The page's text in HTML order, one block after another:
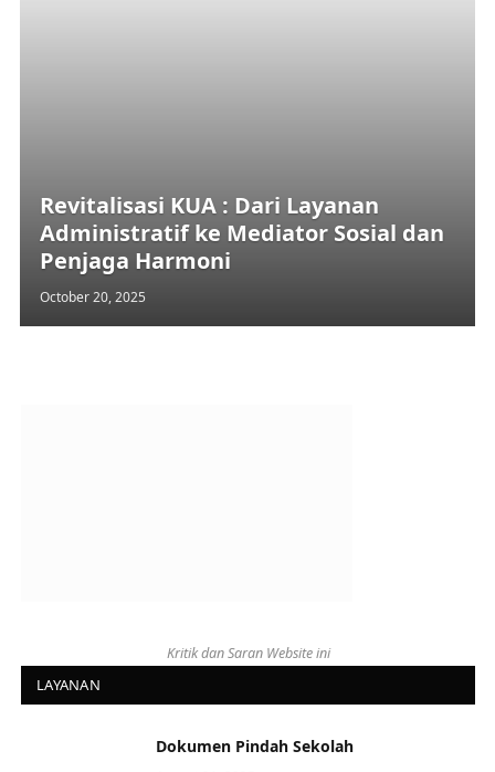
Revitalisasi KUA : Dari Layanan
Administratif ke Mediator Sosial dan
Penjaga Harmoni
October 20, 2025
Kritik dan Saran Website ini
LAYANAN
Dokumen Pindah Sekolah